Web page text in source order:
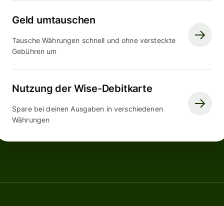
Geld umtauschen
Tausche Währungen schnell und ohne versteckte
Gebühren um
Nutzung der Wise-Debitkarte
Spare bei deinen Ausgaben in verschiedenen
Währungen